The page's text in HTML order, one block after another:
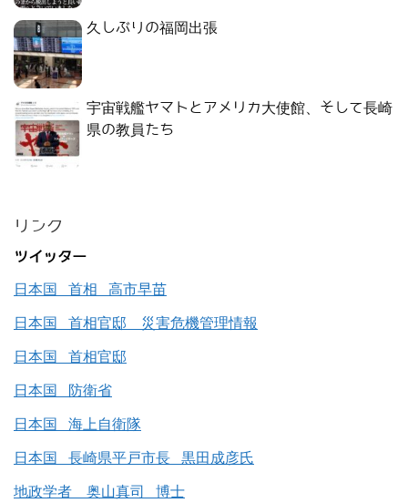
久しぶりの福岡出張
宇宙戦艦ヤマトとアメリカ大使館、そして長崎
県の教員たち
リンク
ツイッター
日本国 首相 高市早苗
日本国 首相官邸 災害危機管理情報
日本国 首相官邸
日本国 防衛省
日本国 海上自衛隊
日本国 長崎県平戸市長 黒田成彦氏
地政学者 奥山真司 博士